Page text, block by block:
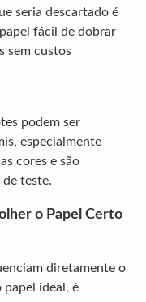
seria descartado é
fácil de dobrar
sem custos
podem ser
especialmente
cores e são
de teste.
o Papel Certo
diretamente o
papel ideal, é